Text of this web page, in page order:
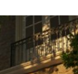
traditionnelles
vitrées